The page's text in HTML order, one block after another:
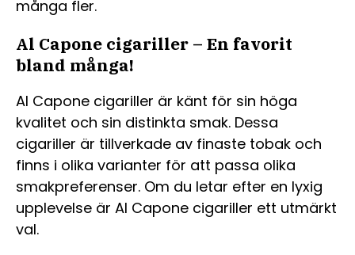
många fler.
Al Capone cigariller – En favorit
bland många!
Al Capone cigariller är känt för sin höga
kvalitet och sin distinkta smak. Dessa
cigariller är tillverkade av finaste tobak och
finns i olika varianter för att passa olika
smakpreferenser. Om du letar efter en lyxig
upplevelse är Al Capone cigariller ett utmärkt
val.